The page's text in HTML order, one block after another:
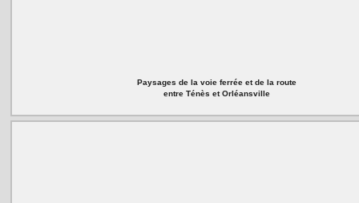
Paysages de la voie ferrée et de la route
entre Ténès et Orléansville